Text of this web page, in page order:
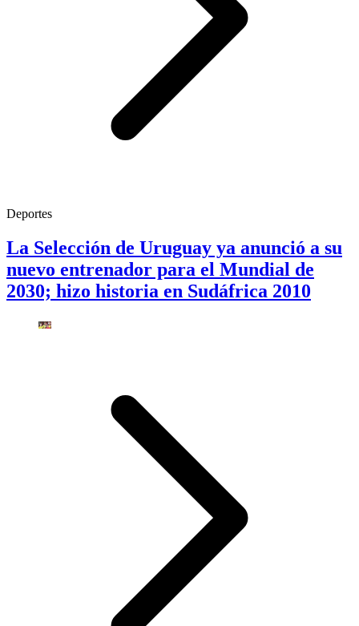
Deportes
La Selección de Uruguay ya anunció a su
nuevo entrenador para el Mundial de
2030; hizo historia en Sudáfrica 2010